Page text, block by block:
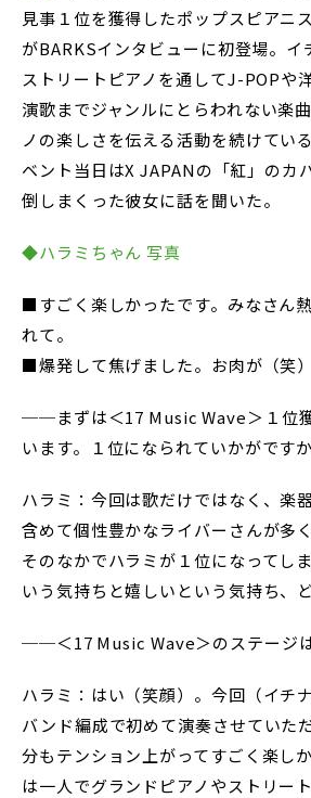
見事１位を獲得したポップスピアニ
がBARKSインタビューに初登場。イ
ストリートピアノを通してJ-POPや
演歌までジャンルにとらわれない楽
ノの楽しさを伝える活動を続けてい
ベント当日はX JAPANの「紅」のカ
倒しまくった彼女に話を聞いた。
◆ハラミちゃん 写真
■すごく楽しかったです。みなさん
れて。
■爆発して焦げました。お肉が（笑）
──まずは＜17 Music Wave＞１位
います。１位になられていかがです
ハラミ：今回は歌だけではなく、楽
含めて個性豊かなライバーさんが多
そのなかでハラミが１位になってし
いう気持ちと嬉しいという気持ち、
──＜17 Music Wave＞のステージ
ハラミ：はい（笑顔）。今回（イチ
バンド編成で初めて演奏させていた
分もテンション上がってすごく楽し
は一人でグランドピアノやストリー